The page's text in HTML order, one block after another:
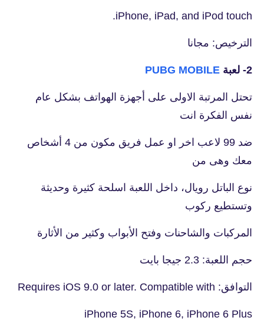
iPhone, iPad, and iPod touch.
الترخيص: مجانا
2- لعبة PUBG MOBILE
تحتل المرتبة الاولى على أجهزة الهواتف بشكل عام
نفس الفكرة انت
ضد 99 لاعب اخر او عمل فريق مكون من 4 أشخاص
معك وهى من
نوع الباتل رويال، داخل اللعبة اسلحة كثيرة وحديثة
وتستطيع ركوب
المركبات والشاحنات وفتح الأبواب وكثير من الأثارة
حجم اللعبة: 2.3 جيجا بايت
التوافق: Requires iOS 9.0 or later. Compatible with
iPhone 5S, iPhone 6, iPhone 6 Plus